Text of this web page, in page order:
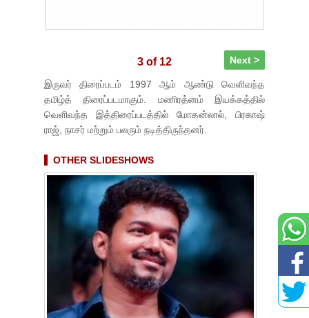
Next >
3 of 12
இருவர் திரைப்படம் 1997 ஆம் ஆண்டு வெளிவந்த
தமிழ்த் திரைப்படமாகும். மணிரத்னம் இயக்கத்தில்
வெளிவந்த இத்திரைப்படத்தில் மோகன்லால், பிரகாஷ்
ராஜ், நாசர் மற்றும் பலரும் நடித்திருந்தனர்.
OTHER SLIDESHOWS